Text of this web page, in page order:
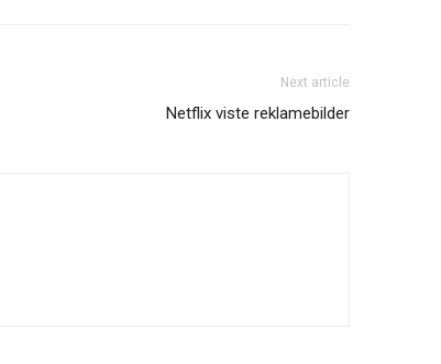
Next article
Netflix viste reklamebilder